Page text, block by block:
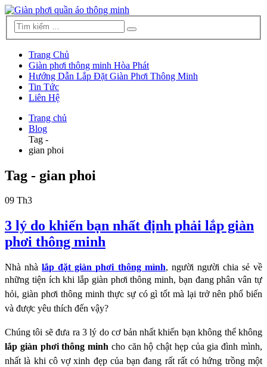
Trang Chủ
Giàn phơi thông minh Hòa Phát
Hướng Dẫn Lắp Đặt Giàn Phơi Thông Minh
Tin Tức
Liên Hệ
Trang chủ
Blog
Tag -
gian phoi
Tag - gian phoi
09 Th3
3 lý do khiến bạn nhất định phải lắp giàn
phơi thông minh
Nhà nhàlắp đặt giàn phơi thông mình, người người chia sẻ về
những tiện ích khi lắp giàn phơi thông minh, bạn đang phân vân tự
hỏi, giàn phơi thông minh thực sự có gì tốt mà lại trở nên phổ biến
và được yêu thích đến vậy?
Chúng tôi sẽ đưa ra 3 lý do cơ bản nhất khiến bạn không thể không
lắp giàn phơi thông minh cho căn hộchật hẹp của gia đình mình,
nhất là khi cô vợ xinh đẹp của bạn đang rất rất có hứng trồng một